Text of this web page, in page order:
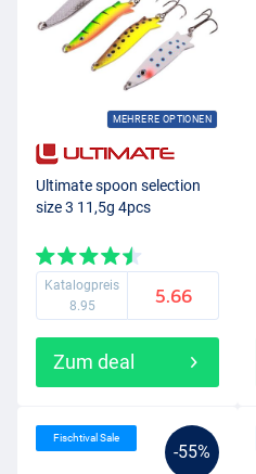
MEHRERE OPTIONEN
Ultimate spoon selection
size 3 11,5g 4pcs
Katalogpreis
8.95
5.66
Zum deal
-55%
Fischtival Sale